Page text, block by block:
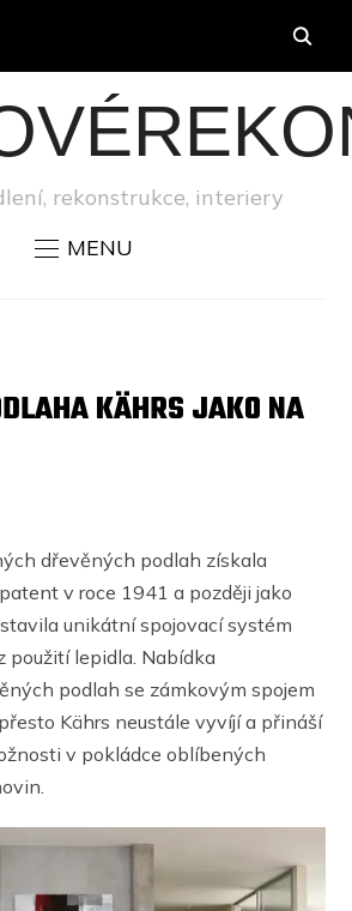
rekonstrukce, interiery
MENU
KÄHRS JAKO NA
dřevěných podlah získala
v roce 1941 a později jako
unikátní spojovací systém
použití lepidla. Nabídka
podlah se zámkovým spojem
Kährs neustále vyvíjí a přináší
v pokládce oblíbených